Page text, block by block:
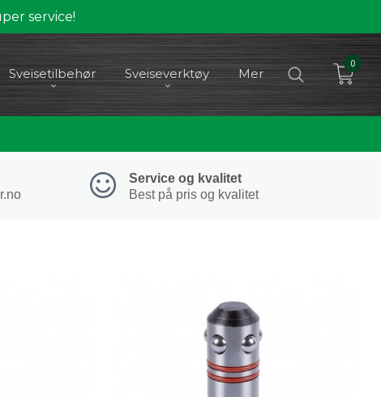
service!
Sveisetilbehør Sveiseverktøy Mer
0
Service og kvalitet
Best på pris og kvalitet